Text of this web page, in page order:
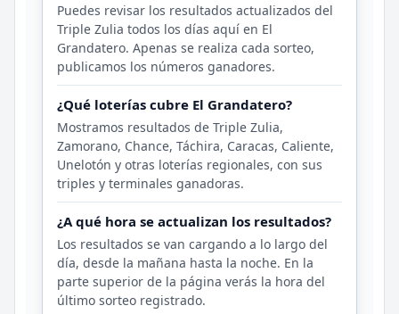
Puedes revisar los resultados actualizados del
Triple Zulia todos los días aquí en El
Grandatero. Apenas se realiza cada sorteo,
publicamos los números ganadores.
¿Qué loterías cubre El Grandatero?
Mostramos resultados de Triple Zulia,
Zamorano, Chance, Táchira, Caracas, Caliente,
Unelotón y otras loterías regionales, con sus
triples y terminales ganadoras.
¿A qué hora se actualizan los resultados?
Los resultados se van cargando a lo largo del
día, desde la mañana hasta la noche. En la
parte superior de la página verás la hora del
último sorteo registrado.